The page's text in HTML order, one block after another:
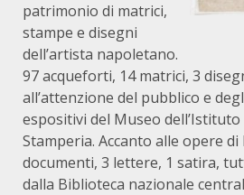
patrimonio di matrici,
stampe e disegni
dell’artista napoletano.
97 acqueforti, 14 matrici, 3
all’attenzione del pubblico e
espositivi del Museo dell’Istituto
Stamperia. Accanto alle opere di
documenti, 3 lettere, 1 satira,
dalla Biblioteca nazionale